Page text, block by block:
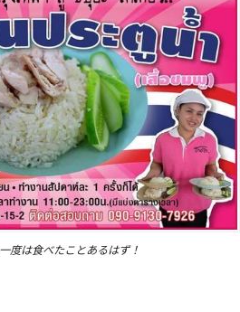
度は食べたことあるはず！